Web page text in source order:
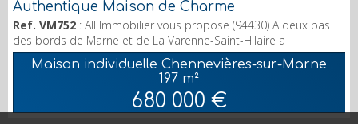
Authentique Maison de Charme
Ref. VM752 : All Immobilier vous propose (94430) A deux pas
des bords de Marne et de La Varenne-Saint-Hilaire a
Chennevieres-Sur-Marne. Cette maison de charme du 19ème
siècle totalement rénovée 180 m² | Dans un écrin de verdure,
maison , édifiée sur un terrain paysager de 650 m², avec vue sur
La Varenne et au delà Paris. Maison orientée Est-Ouest. Celle-ci
comprend un séjour salle à manger de 4...
Maison individuelle Chennevières-sur-Marne
197 m²
680 000 €